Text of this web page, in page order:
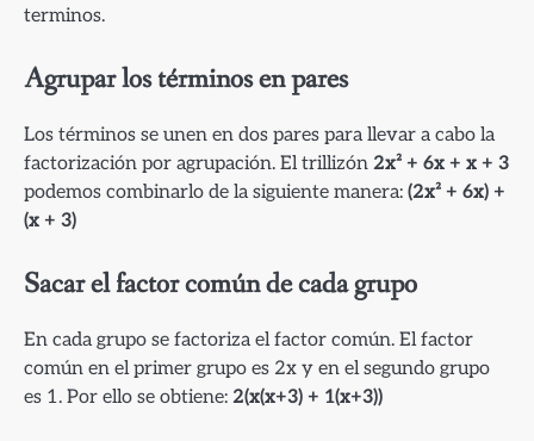
terminos.
Agrupar los términos en pares
Los términos se unen en dos pares para llevar a cabo la
factorización por agrupación. El trillizón 2x² + 6x + x + 3
podemos combinarlo de la siguiente manera: (2x² + 6x) +
(x + 3)
Sacar el factor común de cada grupo
En cada grupo se factoriza el factor común. El factor
común en el primer grupo es 2x y en el segundo grupo
es 1. Por ello se obtiene: 2(x(x+3) + 1(x+3))